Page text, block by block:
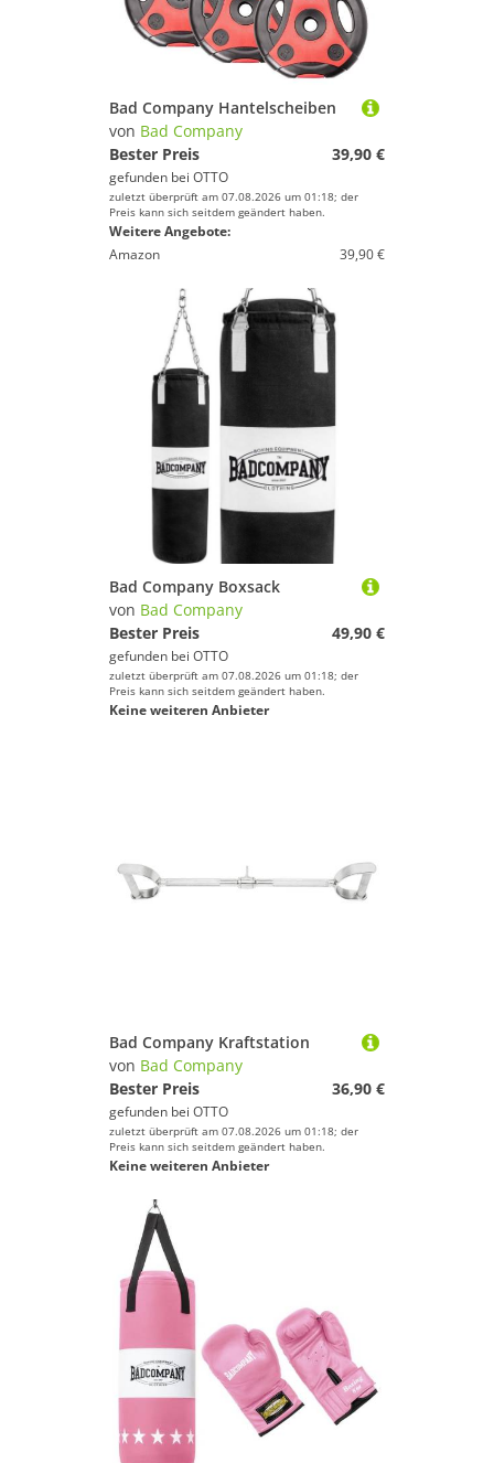
Bad Company Hantelscheiben
von Bad Company
Bester Preis
39,90 €
gefunden bei OTTO
zuletzt überprüft am 07.08.2026 um 01:18; der
Preis kann sich seitdem geändert haben.
Weitere Angebote:
Amazon
39,90 €
Bad Company Boxsack
von Bad Company
Bester Preis
49,90 €
gefunden bei OTTO
zuletzt überprüft am 07.08.2026 um 01:18; der
Preis kann sich seitdem geändert haben.
Keine weiteren Anbieter
Bad Company Kraftstation
von Bad Company
Bester Preis
36,90 €
gefunden bei OTTO
zuletzt überprüft am 07.08.2026 um 01:18; der
Preis kann sich seitdem geändert haben.
Keine weiteren Anbieter